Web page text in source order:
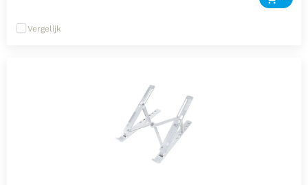
Vergelijk